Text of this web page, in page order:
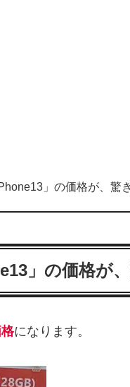
」の価格が、驚
」の価格が
になります。